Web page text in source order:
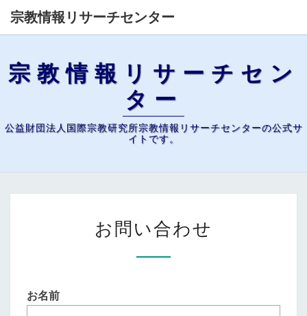
宗教情報リサーチセンター
宗教情報リサーチセン
ター
公益財団法人国際宗教研究所宗教情報リサーチセンターの公式サ
イトです。
問
せ
お問い合わせ
お名前